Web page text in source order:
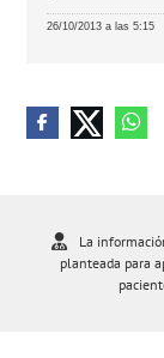
26/10/2013 a las 5:15
La
planteada para